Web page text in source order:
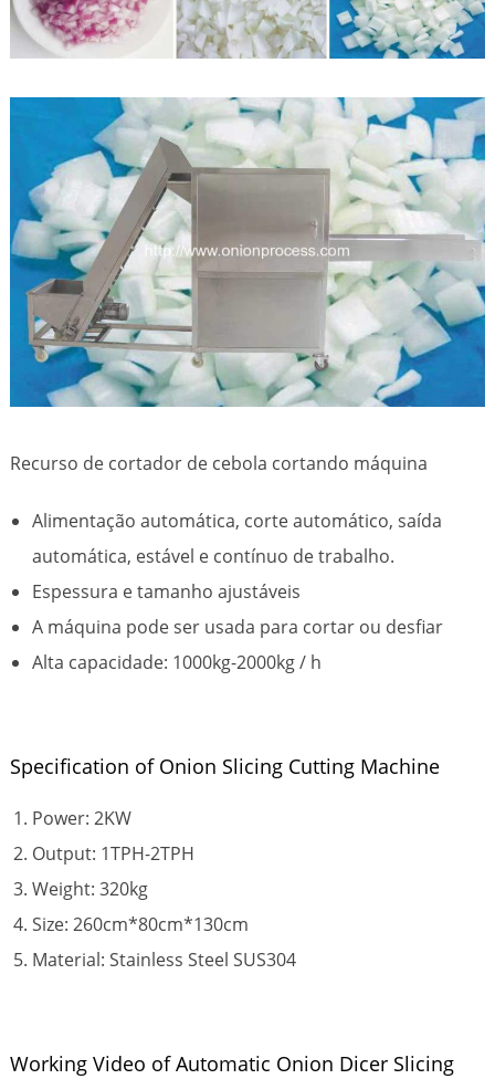
Recurso de cortador de cebola cortando máquina
Alimentação automática, corte automático, saída
automática, estável e contínuo de trabalho.
Espessura e tamanho ajustáveis
A máquina pode ser usada para cortar ou desfiar
Alta capacidade: 1000kg-2000kg / h
Specification of Onion Slicing Cutting Machine
Power: 2KW
Output: 1TPH-2TPH
Weight: 320kg
Size: 260cm*80cm*130cm
Material: Stainless Steel SUS304
Working Video of Automatic Onion Dicer Slicing